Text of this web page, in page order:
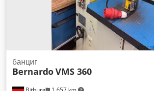
банциг
BernardoVMS 360